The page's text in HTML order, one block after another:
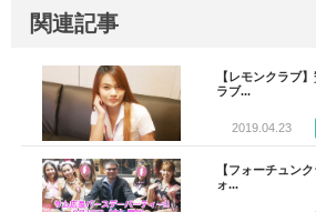
関連記事
【レモンクラブ
ラブ...
2019.04.23
【フォーチュン
ォ...